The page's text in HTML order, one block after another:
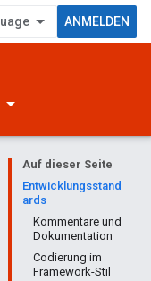
ANMELDEN
Auf dieser Seite
Entwicklungsstand
ards
Kommentare und
Dokumentation
Codierung im
Framework-Stil